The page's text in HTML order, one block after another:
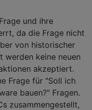
und ihre
da die Frage nicht
von historischer
werden keine neuen
akzeptiert.
Frage für "Soll ich
bauen?" Fragen.
zusammengestellt,